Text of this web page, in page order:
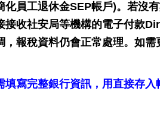
員工退休金SEP帳戶)。若沒
接收社安局等機構的電子付款
，報稅資料仍會正常處理。如
填寫完整銀行資訊，用直接存